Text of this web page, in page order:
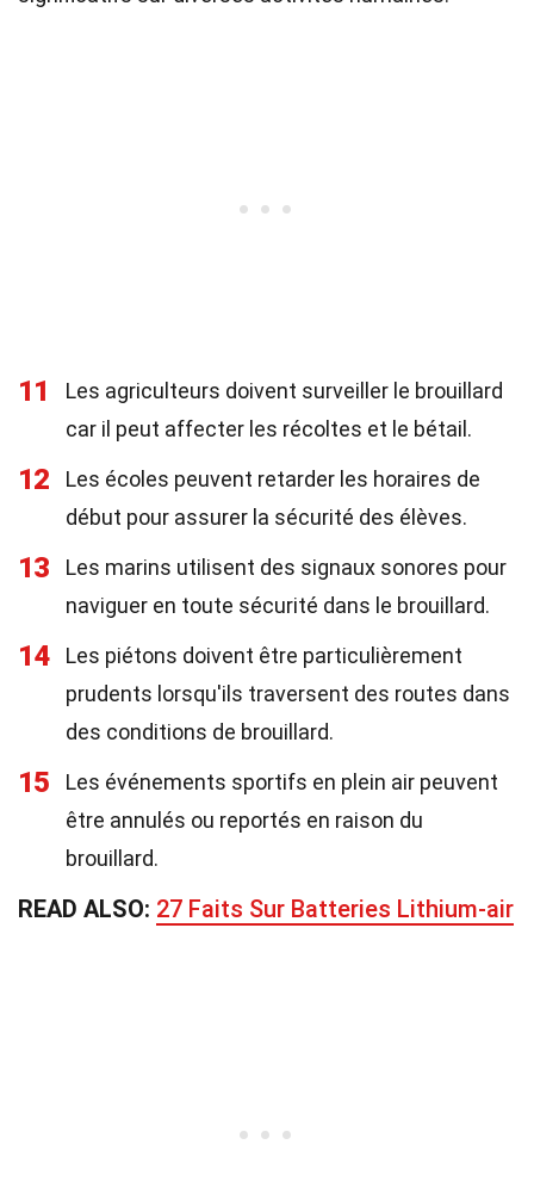
11
Les agriculteurs doivent surveiller le brouillard
car il peut affecter les récoltes et le bétail.
12
Les écoles peuvent retarder les horaires de
début pour assurer la sécurité des élèves.
13
Les marins utilisent des signaux sonores pour
naviguer en toute sécurité dans le brouillard.
14
Les piétons doivent être particulièrement
prudents lorsqu'ils traversent des routes dans
des conditions de brouillard.
15
Les événements sportifs en plein air peuvent
être annulés ou reportés en raison du
brouillard.
READ ALSO: 27 Faits Sur Batteries Lithium-air